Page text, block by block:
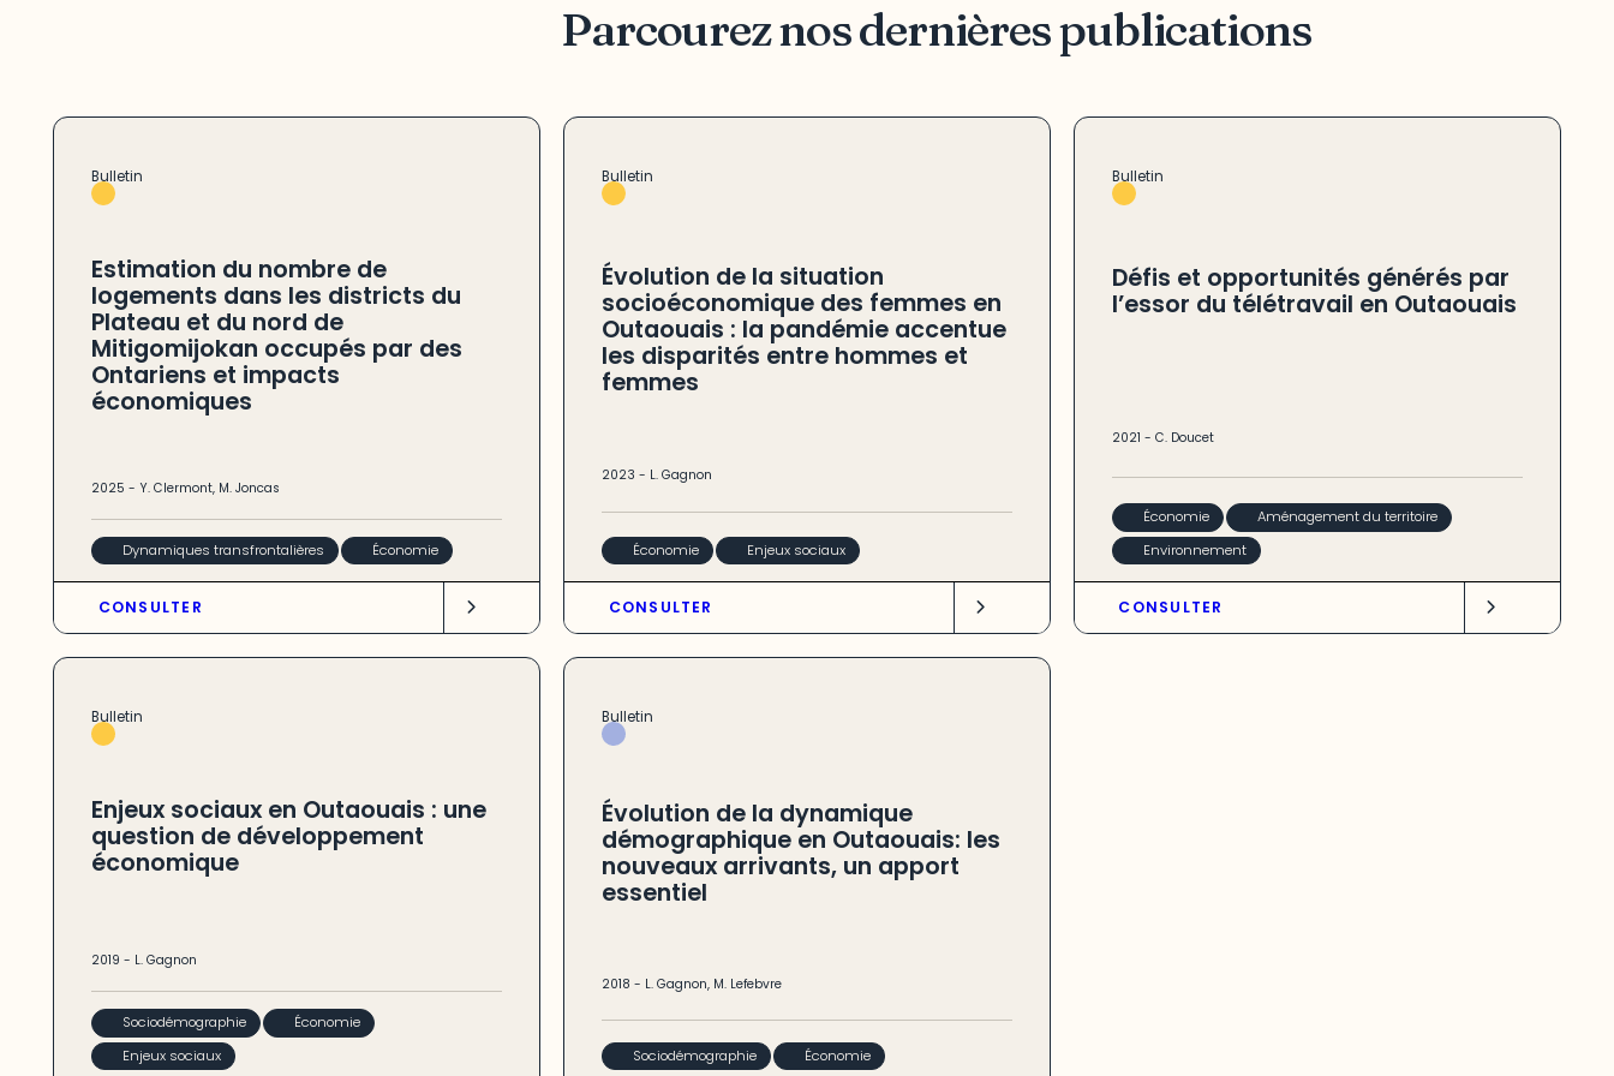
Parcourez nos dernières publications
Bulletin
Estimation du nombre de
logements dans les districts du
Plateau et du nord de
Mitigomijokan occupés par des
Ontariens et impacts
économiques
2025 - Y. Clermont, M. Joncas
Dynamiques transfrontalières Économie
CONSULTER
Bulletin
Évolution de la situation
socioéconomique des femmes en
Outaouais : la pandémie accentue
les disparités entre hommes et
femmes
2023 - L. Gagnon
Économie Enjeux sociaux
CONSULTER
Bulletin
Défis et opportunités générés par
l’essor du télétravail en Outaouais
2021 - C. Doucet
Économie
Aménagement du territoire
Environnement
CONSULTER
Bulletin
Enjeux sociaux en Outaouais : une
question de développement
économique
2019 - L. Gagnon
Sociodémographie
Économie
Enjeux sociaux
Bulletin
Évolution de la dynamique
démographique en Outaouais: les
nouveaux arrivants, un apport
essentiel
2018 - L. Gagnon, M. Lefebvre
Sociodémographie Économie